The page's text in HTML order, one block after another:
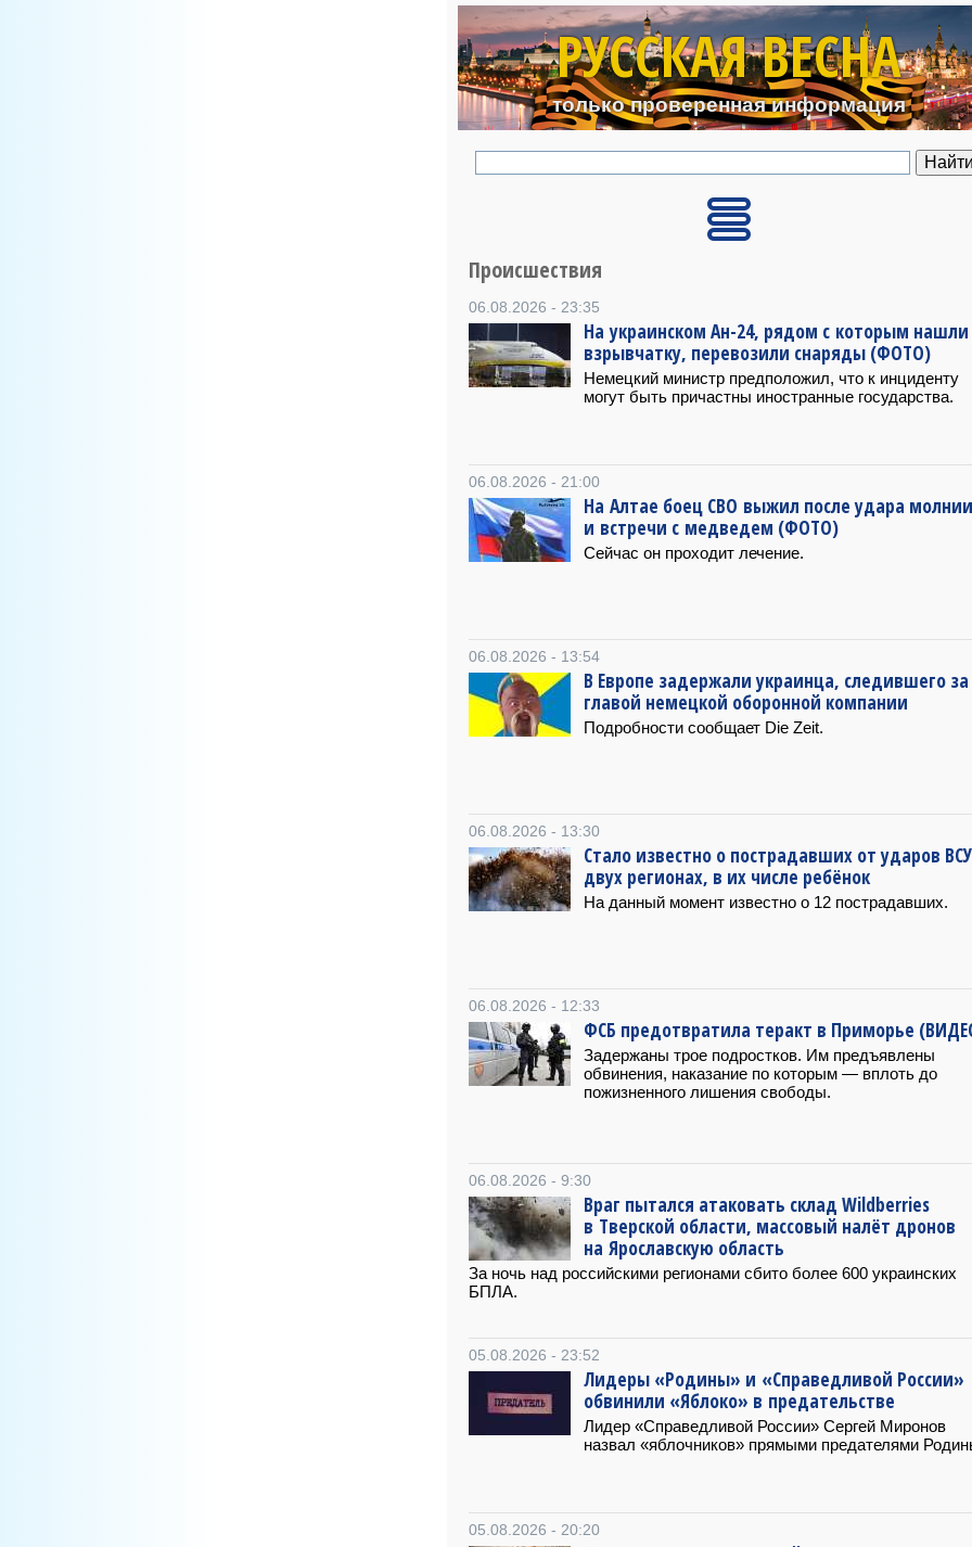
Перейти к основному
РУССКАЯ ВЕСНА
только проверенная информация
Происшествия
06.08.2026 - 23:35
На украинском Ан-24, рядом с которым нашли
взрывчатку, перевозили снаряды (ФОТО)
Немецкий министр предположил, что к инциденту
могут быть причастны иностранные государства.
06.08.2026 - 21:00
На Алтае боец СВО выжил после удара молнии
и встречи с медведем (ФОТО)
Сейчас он проходит лечение.
06.08.2026 - 13:54
В Европе задержали украинца, следившего за
главой немецкой оборонной компании
Подробности сообщает Die Zeit.
06.08.2026 - 13:30
Стало известно о пострадавших от ударов
двух регионах, в их числе ребёнок
На данный момент известно о 12 пострадавших.
06.08.2026 - 12:33
ФСБ предотвратила теракт в Приморье
Задержаны трое подростков. Им предъявлены
обвинения, наказание по которым — вплоть до
пожизненного лишения свободы.
06.08.2026 - 9:30
Враг пытался атаковать склад Wildberries
в Тверской области, массовый налёт дронов
на Ярославскую область
За ночь над российскими регионами сбито более 600 украинских
БПЛА.
05.08.2026 - 23:52
Лидеры «Родины» и «Справедливой России»
обвинили «Яблоко» в предательстве
Лидер «Справедливой России» Сергей Миронов
назвал «яблочников» прямыми предателями
05.08.2026 - 20:20